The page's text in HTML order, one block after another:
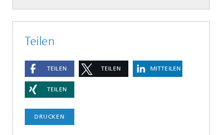
Teilen
TEILEN TEILEN MITTEILEN
TEILEN
DRUCKEN